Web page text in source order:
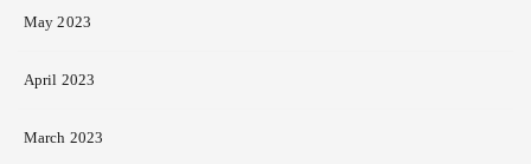
May 2023
April 2023
March 2023